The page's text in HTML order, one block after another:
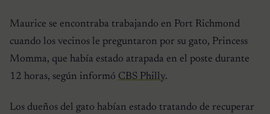
Maurice se encontraba trabajando en Port Richmond
cuando los vecinos le preguntaron por su gato, Princess
Momma, que había estado atrapada en el poste durante
12 horas, según informó CBS Philly.
Los dueños del gato habían estado tratando de recuperar